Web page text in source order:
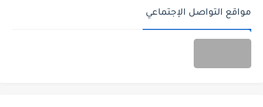
مواقع التواصل الإجتماعي